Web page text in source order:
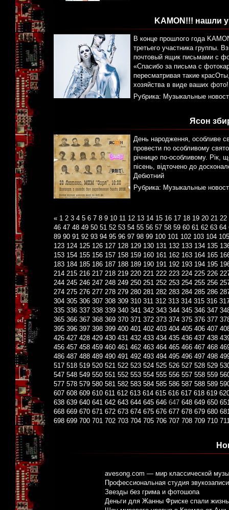
KAMON!!! нашли
В конце прошлого года
третьего участника группы.
почтовый ящик письмами с
«Спасибо за письма с
пересматривая такие
хозяйства в виде ваших фото!
Рубрика: Музыкальные
Ясон
День народження, особливе
провести по особливому
річницю по-особливому. Рік,
пісень, відточено до
Дебютний
Рубрика: Музыкальные
« 1 2 3 4 5 6 7 8 9 10 11 12 13 14 15 16 17 18 19 20 21 22
46 47 48 49 50 51 52 53 54 55 56 57 58 59 60 61 62 63 64
89 90 91 92 93 94 95 96 97 98 99 100 101 102 103 104 105
123 124 125 126 127 128 129 130 131 132 133 134 135
153 154 155 156 157 158 159 160 161 162 163 164 165
183 184 185 186 187 188 189 190 191 192 193 194 195
214 215 216 217 218 219 220 221 222 223 224 225 226
244 245 246 247 248 249 250 251 252 253 254 255 256
274 275 276 277 278 279 280 281 282 283 284 285 286
304 305 306 307 308 309 310 311 312 313 314 315 316
335 336 337 338 339 340 341 342 343 344 345 346 347
365 366 367 368 369 370 371 372 373 374 375 376 377
395 396 397 398 399 400 401 402 403 404 405 406 407
426 427 428 429 430 431 432 433 434 435 436 437 438
456 457 458 459 460 461 462 463 464 465 466 467 468
486 487 488 489 490 491 492 493 494 495 496 497 498
517 518 519 520 521 522 523 524 525 526 527 528 529
547 548 549 550 551 552 553 554 555 556 557 558 559
577 578 579 580 581 582 583 584 585 586 587 588 589
607 608 609 610 611 612 613 614 615 616 617 618 619
638 639 640 641 642 643 644 645 646 647 648 649 650
668 669 670 671 672 673 674 675 676 677 678 679 680
698 699 700 701 702 703 704 705 706 707 708 709 710
avesong.com — мир классической
Профессиональная студия
Звезды без грима и фотошопа
Деньги для Жанны Фриске спали